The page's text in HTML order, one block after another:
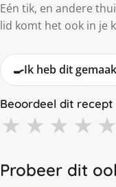
Eén tik, en andere
lid komt het ook in je
🍳Ik heb dit
Beoordeel dit recept
★ ★ ★ ★ ★
Probeer dit